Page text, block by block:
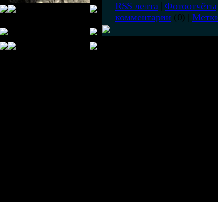
RSS лента Фотоотчёты
комментарии (0) |